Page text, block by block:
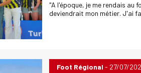
"A l'époque, je me rendais au
deviendrait mon métier. J'ai
Foot Régional - 27/07/